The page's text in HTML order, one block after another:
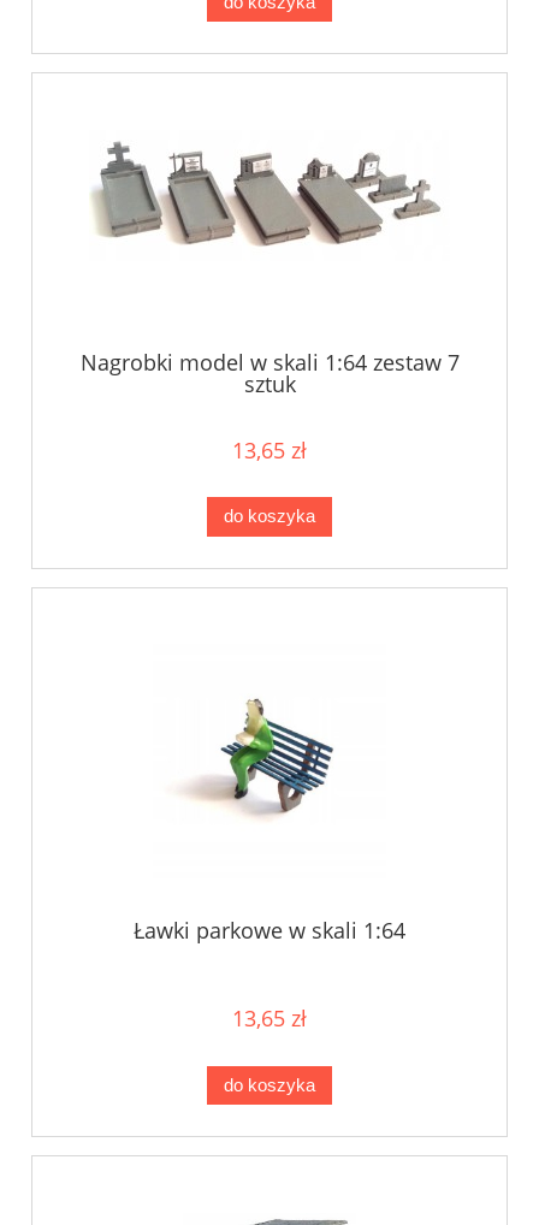
Nagrobki model w skali 1:64 zestaw 7
sztuk
13,65 zł
do koszyka
Ławki parkowe w skali 1:64
13,65 zł
do koszyka